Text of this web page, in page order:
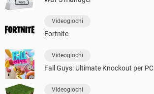
Videogiochi
Fortnite
Videogiochi
Fall Guys: Ultimate Knockout per PC
Videogiochi